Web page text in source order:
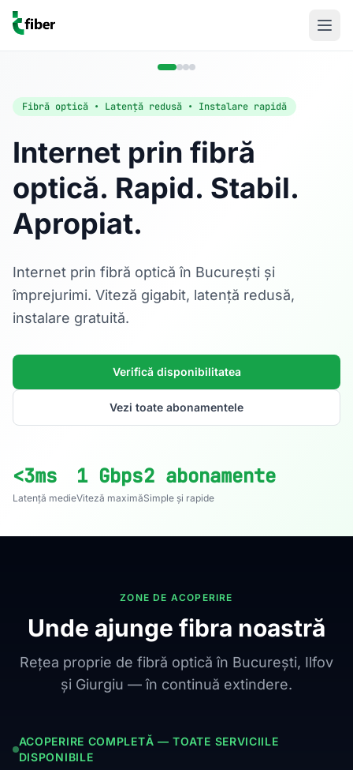
Fibră optică • Latență redusă • Instalare rapidă
Internet prin fibră
optică. Rapid. Stabil.
Apropiat.
Internet prin fibră optică în București și
împrejurimi. Viteză gigabit, latență redusă,
instalare gratuită.
Verifică disponibilitatea
Vezi toate abonamentele
<3ms
Latență medie
1 Gbps
Viteză maximă
2 abonamente
Simple și rapide
Acasă
Internet Rezidențial
Fibră optică până la 1 Gbps, direct în casa ta.
ZONE DE ACOPERIRE
Unde ajunge fibra noastră
Rețea proprie de fibră optică în București, Ilfov
și Giurgiu — în continuă extindere.
ACOPERIRE COMPLETĂ — TOATE SERVICIILE
DISPONIBILE